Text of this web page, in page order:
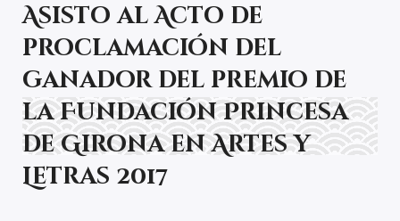
Asisto al Acto de
proclamación del
ganador del premio de
la Fundación Princesa
de Girona en Artes y
Letras 2017